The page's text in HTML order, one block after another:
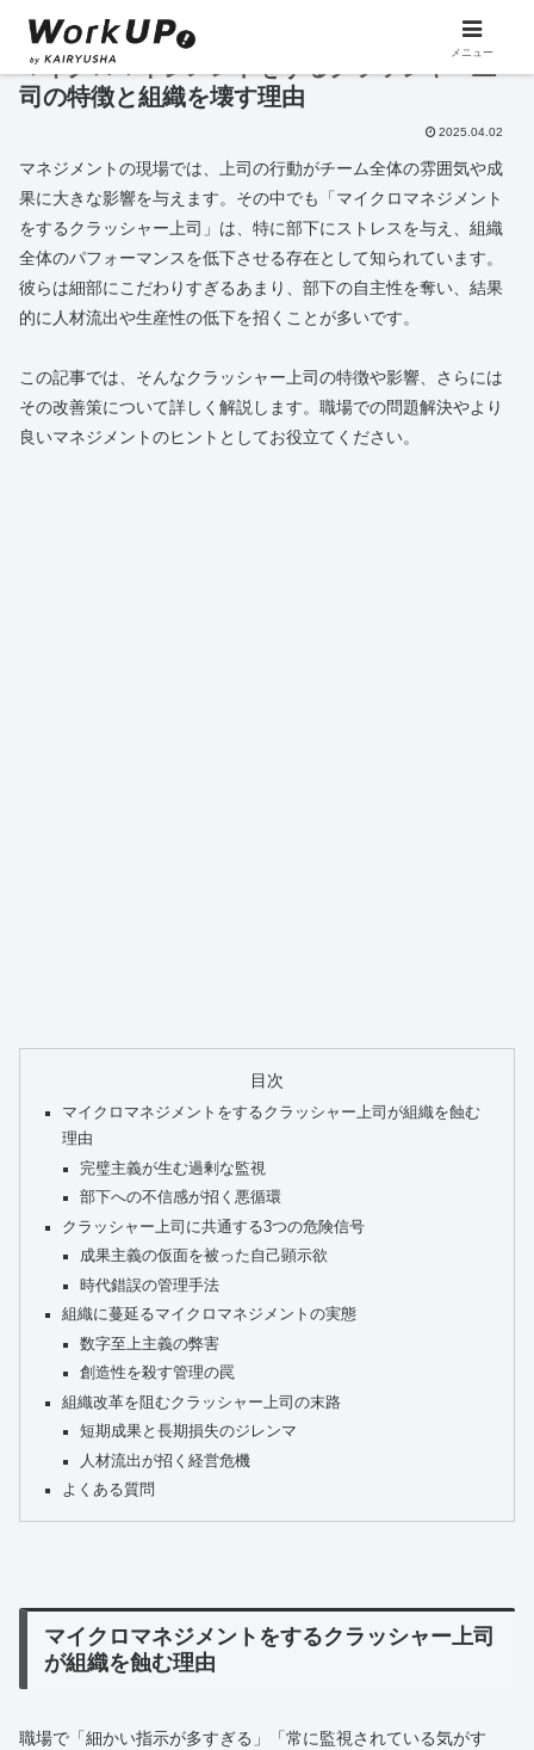
マイクロマネジメントをするクラッシャー上
司の特徴と組織を壊す理由
2025.04.02
マネジメントの現場では、上司の行動がチーム全体の雰囲気や成
果に大きな影響を与えます。その中でも「マイクロマネジメント
をするクラッシャー上司」は、特に部下にストレスを与え、組織
全体のパフォーマンスを低下させる存在として知られています。
彼らは細部にこだわりすぎるあまり、部下の自主性を奪い、結果
的に人材流出や生産性の低下を招くことが多いです。
この記事では、そんなクラッシャー上司の特徴や影響、さらには
その改善策について詳しく解説します。職場での問題解決やより
良いマネジメントのヒントとしてお役立てください。
目次
マイクロマネジメントをするクラッシャー上司が組織を蝕む
理由
完璧主義が生む過剰な監視
部下への不信感が招く悪循環
クラッシャー上司に共通する3つの危険信号
成果主義の仮面を被った自己顕示欲
時代錯誤の管理手法
組織に蔓延るマイクロマネジメントの実態
数字至上主義の弊害
創造性を殺す管理の罠
組織改革を阻むクラッシャー上司の末路
短期成果と長期損失のジレンマ
人材流出が招く経営危機
よくある質問
マイクロマネジメントをするクラッシャー上司
が組織を蝕む理由
職場で「細かい指示が多すぎる」「常に監視されている気がす
メニュー